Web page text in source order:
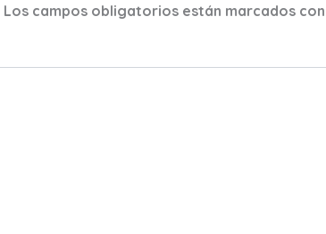
Los campos obligatorios están marcados